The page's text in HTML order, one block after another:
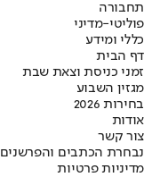
תחבורה
פוליטי-מדיני
כללי ומידע
דף הבית
זמני כניסת וצאת שבת
מגזין השבוע
בחירות 2026
אודות
צור קשר
נבחרת הכתבים והפרשנים
מדיניות פרטיות